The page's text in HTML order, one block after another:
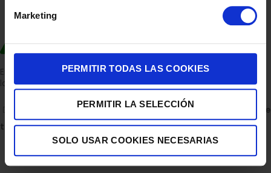
Marketing
PERMITIR TODAS LAS COOKIES
PERMITIR LA SELECCIÓN
SOLO USAR COOKIES NECESARIAS
Empresa dedicada a la venta de accesorios para el hogar con
la experiencia de 36 años.
C/ ALBERTO GRAY PEINADO 11 BAJO 30850, TOTANA.
Descubre
todas nuestras tiendas
Escríbenos en WhatsApp